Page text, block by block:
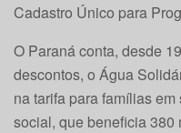
Cadastro Único para
O Paraná conta, desde
descontos, o Água
na tarifa para famílias
social, que beneficia 380